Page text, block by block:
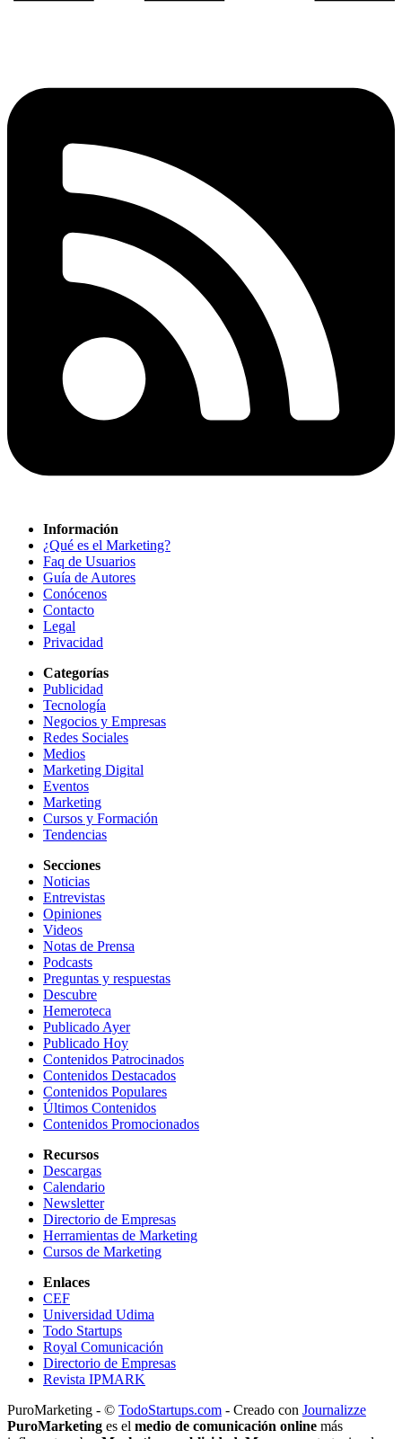
Información
¿Qué es el Marketing?
Faq de Usuarios
Guía de Autores
Conócenos
Contacto
Legal
Privacidad
Categorías
Publicidad
Tecnología
Negocios y Empresas
Redes Sociales
Medios
Marketing Digital
Eventos
Marketing
Cursos y Formación
Tendencias
Secciones
Noticias
Entrevistas
Opiniones
Videos
Notas de Prensa
Podcasts
Preguntas y respuestas
Descubre
Hemeroteca
Publicado Ayer
Publicado Hoy
Contenidos Patrocinados
Contenidos Destacados
Contenidos Populares
Últimos Contenidos
Contenidos Promocionados
Recursos
Descargas
Calendario
Newsletter
Directorio de Empresas
Herramientas de Marketing
Cursos de Marketing
Enlaces
CEF
Universidad Udima
Todo Startups
Royal Comunicación
Directorio de Empresas
Revista IPMARK
PuroMarketing - © TodoStartups.com - Creado con Journalizze
PuroMarketing es el medio de comunicación online más